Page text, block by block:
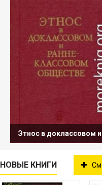
Этнос в доклассовом и
НОВЫЕ КНИГИ